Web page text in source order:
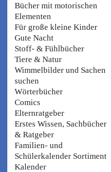
Bücher mit motorischen
Elementen
Für große kleine Kinder
Gute Nacht
Stoff- & Fühlbücher
Tiere & Natur
Wimmelbilder und Sachen
suchen
Wörterbücher
Comics
Elternratgeber
Erstes Wissen, Sachbücher
& Ratgeber
Familien- und
Schülerkalender Sortiment
Kalender